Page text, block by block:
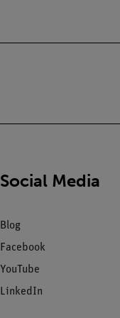
Social Media
Blog
Facebook
YouTube
LinkedIn